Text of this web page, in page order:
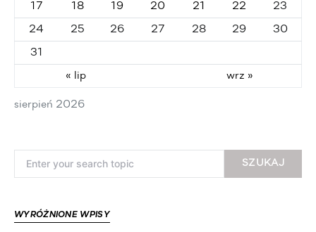
sierpień 2026
17 18 19 20 21 22 23
24 25 26 27 28 29 30
31
« lip wrz »
SZUKAJ
WYRÓŻNIONE WPISY